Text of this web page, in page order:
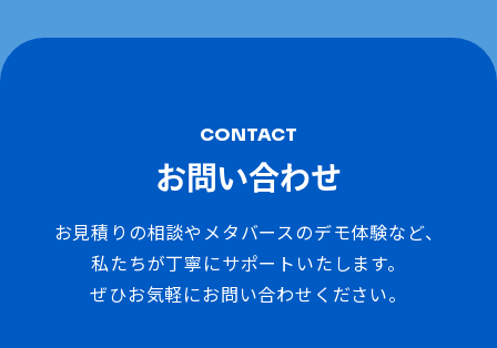
CONTACT
お問い合わせ
お見積りの相談やメタバースのデモ体験など、
私たちが丁寧にサポートいたします。
ぜひお気軽にお問い合わせください。